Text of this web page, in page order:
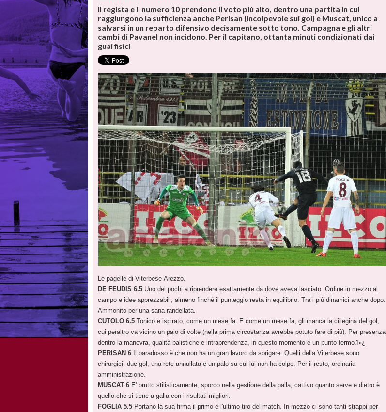
Il regista e il numero 10 prendono il voto più alto, dentro una partita in cui
raggiungono la sufficienza anche Perisan (incolpevole sui gol) e Muscat, unico a
salvarsi in un reparto difensivo decisamente sotto tono. Campagna e gli altri
cambi di Pavanel non incidono. Per il capitano, ottanta minuti condizionati dai
guai fisici
Le pagelle di Viterbese-Arezzo.
DE FEUDIS 6.5 Uno dei pochi a riprendere esattamente da dove aveva lasciato. Ordine in mezzo al
campo e idee apprezzabili, almeno finché il punteggio resta in equilibrio. Tra i più dinamici anche dopo.
Ammonito per una sana randellata.
CUTOLO 6.5 Tonico e ispirato, come un mese fa. E come un mese fa, gli manca la ciliegina del gol,
cui peraltro va vicino un paio di volte (nella prima circostanza avrebbe potuto fare di più). Per presenza
dentro la manovra, qualità balistiche e intraprendenza, in questo momento è un punto fermo.ï»¿
PERISAN 6 Il paradosso è che non ha un gran lavoro da sbrigare. Quelli della Viterbese sono
chirurgici: due gol, una rete annullata e un palo su cui lui non ha colpe. Per il resto, ordinaria
amministrazione.
MUSCAT 6 E' brutto stilisticamente, sporco nella gestione della palla, cattivo quanto serve e dietro è
quello che si tiene a galla con i risultati migliori.
FOGLIA 5.5 Portano la sua firma il primo e l'ultimo tiro del match. In mezzo ci sono tanti strappi per